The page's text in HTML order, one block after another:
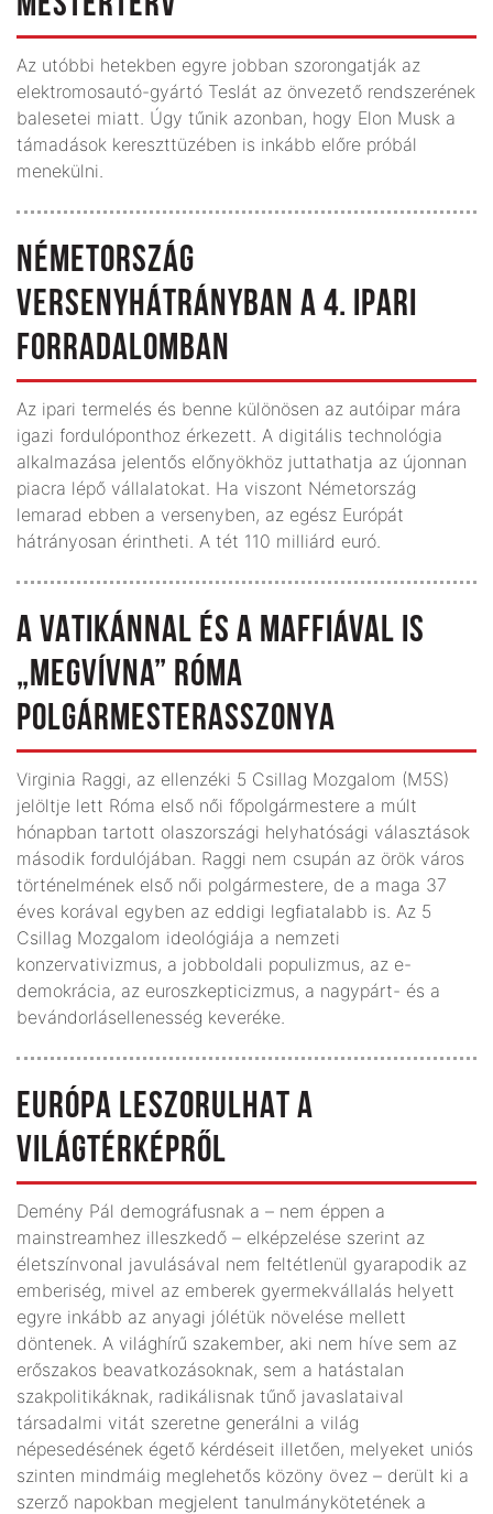
Az utóbbi hetekben egyre jobban szorongatják az
elektromosautó-gyártó Teslát az önvezető rendszerének
balesetei miatt. Úgy tűnik azonban, hogy Elon Musk a
támadások kereszttüzében is inkább előre próbál
menekülni.
NÉMETORSZÁG
VERSENYHÁTRÁNYBAN A 4. IPARI
FORRADALOMBAN
Az ipari termelés és benne különösen az autóipar mára
igazi fordulóponthoz érkezett. A digitális technológia
alkalmazása jelentős előnyökhöz juttathatja az újonnan
piacra lépő válla­latokat. Ha viszont Németország
lemarad ebben a versenyben, az egész Európát
hátrányosan érintheti. A tét 110 milliárd euró.
A VATIKÁNNAL ÉS A MAFFIÁVAL IS
„MEGVÍVNA” RÓMA
POLGÁRMESTERASSZONYA
Virginia Raggi, az ellenzéki 5 Csillag Mozgalom (M5S)
jelöltje lett Róma első női főpolgármestere a múlt
hónapban tartott olaszországi helyhatósági választások
második fordulójában. Raggi nem csupán az örök város
történelmének első női polgármestere, de a maga 37
éves korával egyben az eddigi legfiatalabb is. Az 5
Csillag Mozgalom ideológiája a nemzeti
konzervativizmus, a jobboldali populizmus, az e-
demokrácia, az euroszkepticizmus, a nagypárt- és a
bevándorlásellenesség keveréke.
EURÓPA LESZORULHAT A
VILÁGTÉRKÉPRŐL
Demény Pál demográfusnak a – nem éppen a
mainstreamhez illeszkedő – elképzelése szerint az
életszínvonal javulásával nem feltétlenül gyarapodik az
emberiség, mivel az emberek gyermekvállalás helyett
egyre inkább az anyagi jólétük növelése mellett
döntenek. A világhírű szakember, aki nem híve sem az
erőszakos beavatkozásoknak, sem a hatástalan
szakpolitikáknak, radikálisnak tűnő javaslataival
társadalmi vitát szeretne generálni a világ
népesedésének égető kérdéseit illetően, melyeket uniós
szinten mindmáig meglehetős közöny övez – derült ki a
szerző napokban megjelent tanulmánykötetének a